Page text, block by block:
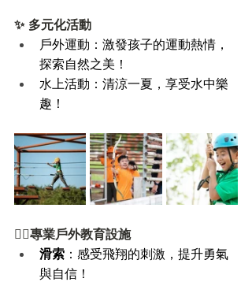
✨ 多元化活動
戶外運動：激發孩子的運動熱情，
探索自然之美！
水上活動：清涼一夏，享受水中樂
趣！
🧗‍♂️專業戶外教育設施
滑索 ：感受飛翔的刺激，提升勇氣
與自信！